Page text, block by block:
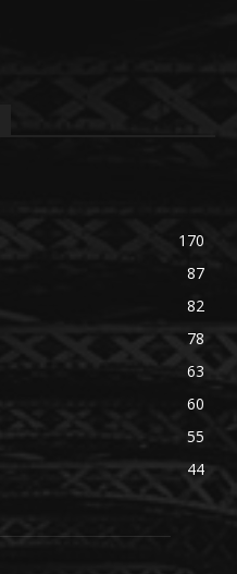
170
87
82
78
63
60
55
44